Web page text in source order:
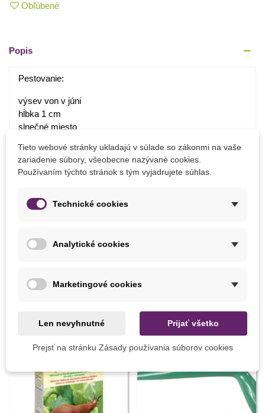
Obľúbené
Popis
Pestovanie:
výsev von v júni
hĺbka 1 cm
slnečné miesto
PARAMETRE
Tieto webové stránky ukladajú v súlade so zákonmi na vaše
zariadenie súbory, všeobecne nazývané cookies.
Používaním týchto stránok s tým vyjadrujete súhlas.
Technické cookies
Analytické cookies
Marketingové cookies
Len nevyhnutné Prijať všetko
Prejsť na stránku Zásady používania súborov cookies